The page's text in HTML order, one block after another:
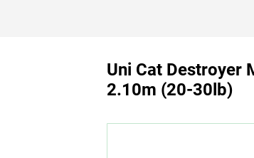
Uni Cat Destroyer
2.10m (20-30lb)